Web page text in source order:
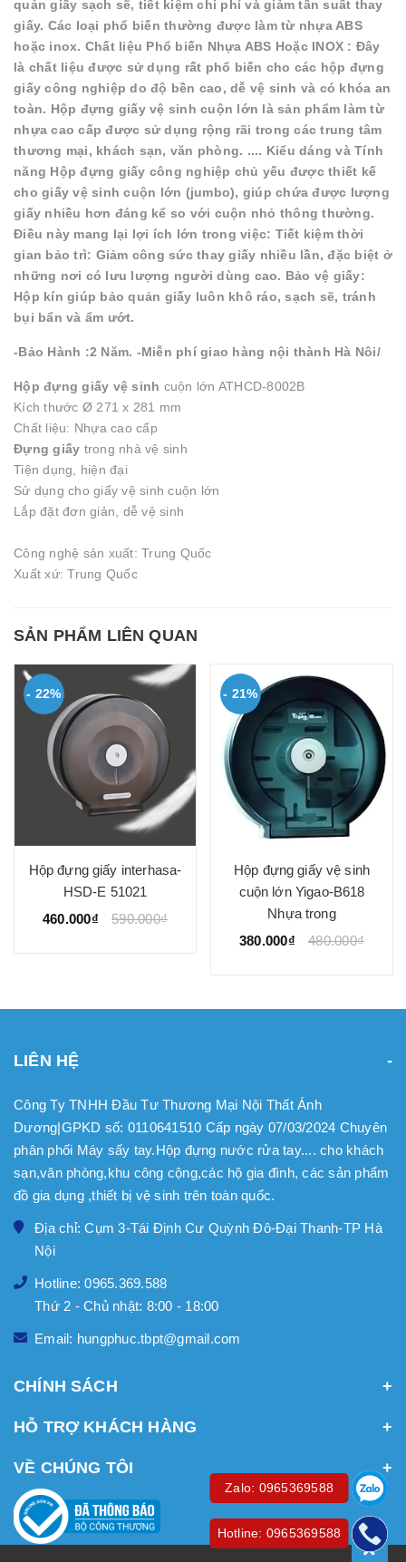
quản giấy sạch sẽ, tiết kiệm chi phí và giảm tần suất thay
giấy. Các loại phổ biến thường được làm từ nhựa ABS
hoặc inox. Chất liệu Phổ biến Nhựa ABS Hoặc INOX : Đây
là chất liệu được sử dụng rất phổ biến cho các hộp đựng
giấy công nghiệp do độ bền cao, dễ vệ sinh và có khóa an
toàn. Hộp đựng giấy vệ sinh cuộn lớn là sản phẩm làm từ
nhựa cao cấp được sử dụng rộng rãi trong các trung tâm
thương mại, khách sạn, văn phòng. .... Kiểu dáng và Tính
năng Hộp đựng giấy công nghiệp chủ yếu được thiết kế
cho giấy vệ sinh cuộn lớn (jumbo), giúp chứa được lượng
giấy nhiều hơn đáng kể so với cuộn nhỏ thông thường.
Điều này mang lại lợi ích lớn trong việc: Tiết kiệm thời
gian bảo trì: Giảm công sức thay giấy nhiều lần, đặc biệt ở
những nơi có lưu lượng người dùng cao. Bảo vệ giấy:
Hộp kín giúp bảo quản giấy luôn khô ráo, sạch sẽ, tránh
bụi bẩn và ẩm ướt.
-Bảo Hành :2 Năm. -Miễn phí giao hàng nội thành Hà Nôi/
Hộp đựng giấy vệ sinh cuộn lớn ATHCD-8002B
Kích thước Ø 271 x 281 mm
Chất liệu: Nhựa cao cấp
Đựng giấy trong nhà vệ sinh
Tiện dụng, hiện đại
Sử dụng cho giấy vệ sinh cuộn lớn
Lắp đặt đơn giản, dễ vệ sinh
Công nghệ sản xuất: Trung Quốc
Xuất xứ: Trung Quốc
SẢN PHẨM LIÊN QUAN
- 22%
Hộp đựng giấy interhasa-
HSD-E 51021
460.000₫
590.000₫
- 21%
Hộp đựng giấy vệ sinh
cuộn lớn Yigao-B618
Nhựa trong
380.000₫
480.000₫
LIÊN HỆ
Công Ty TNHH Đầu Tư Thương Mại Nội Thất Ánh
Dương|GPKD số: 0110641510 Cấp ngày 07/03/2024 Chuyên
phân phối Máy sấy tay.Hộp đựng nước rửa tay.... cho khách
sạn,văn phòng,khu công cộng,các hộ gia đình, các sản phẩm
đồ gia dụng ,thiết bị vệ sinh trên toàn quốc.
Địa chỉ: Cụm 3-Tái Định Cư Quỳnh Đô-Đại Thanh-TP Hà
Nội
Hotline: 0965.369.588
Thứ 2 - Chủ nhật: 8:00 - 18:00
Email: hungphuc.tbpt@gmail.com
CHÍNH SÁCH
HỖ TRỢ KHÁCH HÀNG
VỀ CHÚNG TÔI
Zalo: 0965369588
Hotline: 0965369588